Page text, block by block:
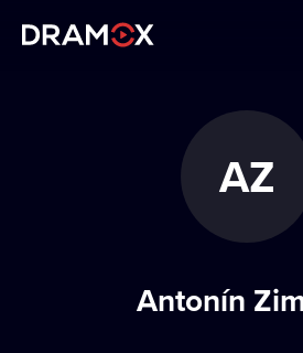
Зареєструватися
AZ
Antonín